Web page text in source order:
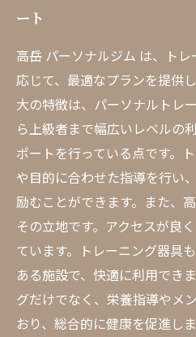
ート
高岳 パーソナルジム は、ト
応じて、最適なプランを提供
大の特徴は、パーソナルトレ
ら上級者まで幅広いレベルの
ポートを行っている点です。
や目的に合わせた指導を行い
励むことができます。また、
その立地です。アクセスが良
ています。トレーニング器具
ある施設で、快適に利用でき
グだけでなく、栄養指導やメ
おり、総合的に健康を促進し